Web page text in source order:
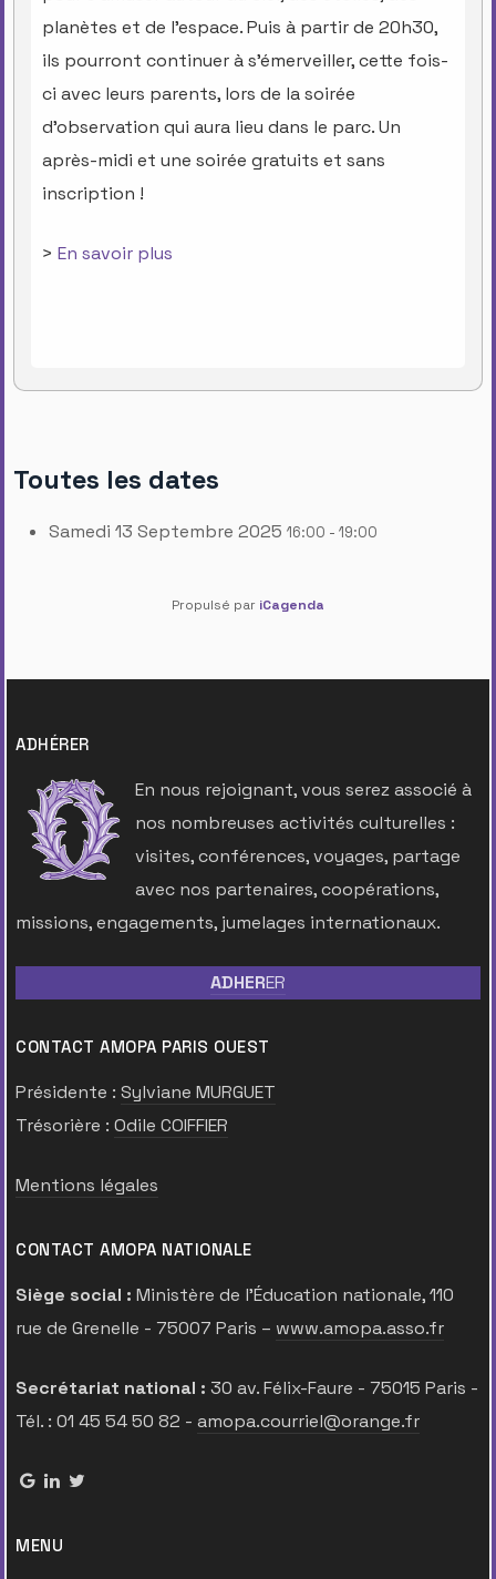
planètes et de l'espace. Puis à partir de 20h30,
ils pourront continuer à s'émerveiller, cette fois-
ci avec leurs parents, lors de la soirée
d'observation qui aura lieu dans le parc. Un
après-midi et une soirée gratuits et sans
inscription !
> En savoir plus
Toutes les dates
Samedi 13 Septembre 2025 16:00 - 19:00
Propulsé par iCagenda
ADHÉRER
En nous rejoignant, vous serez associé à
nos nombreuses activités culturelles :
visites, conférences, voyages, partage
avec nos partenaires, coopérations,
missions, engagements, jumelages internationaux.
ADHERER
CONTACT AMOPA PARIS OUEST
Présidente : Sylviane MURGUET
Trésorière : Odile COIFFIER
Mentions légales
CONTACT AMOPA NATIONALE
Siège social : Ministère de l’Éducation nationale, 110
rue de Grenelle - 75007 Paris – www.amopa.asso.fr
Secrétariat national : 30 av. Félix-Faure - 75015 Paris -
Tél. : 01 45 54 50 82 - amopa.courriel@orange.fr
MENU